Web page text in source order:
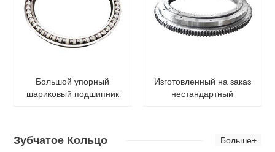
Большой упорный
шариковый подшипник
Изготовленный на заказ
нестандартный
Зубчатое Кольцо Больше+